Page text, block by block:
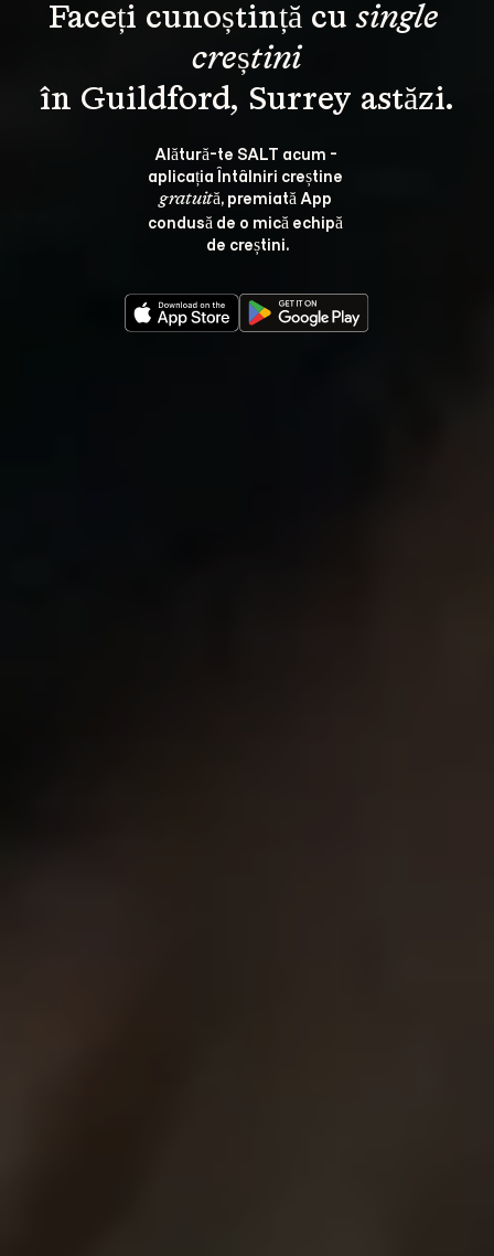
Faceți cunoștință cu single
creștini
Alătură-te SALT acum -
aplicația Întâlniri creștine
gratuită, premiată App
condusă de o mică echipă
de creștini.